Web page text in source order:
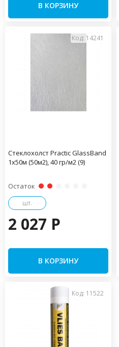
В КОРЗИНУ
Код: 14241
Стеклохолст Practiс GlassBand
1х50м (50м2), 40 гр/м2 (9)
Остаток
шт.
2 027 P
В КОРЗИНУ
Код: 11522